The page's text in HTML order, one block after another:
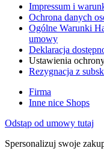
Impressum i
Ochrona danych
Ogólne Warunki
umowy
Deklaracja
Ustawienia
Rezygnacja z
Firma
Inne nice Shops
Odstąp od umowy tutaj
Spersonalizuj swoje